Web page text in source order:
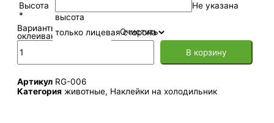
Высота
*
Не указана
высота
Варианты
оклеивания
Очистить
В корзину
Артикул RG-006
Категория животные, Наклейки на холодильник